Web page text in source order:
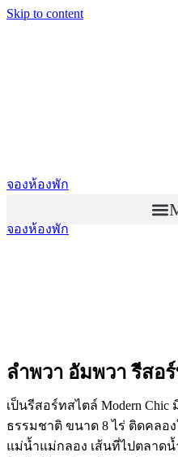
Skip to content
จองห้องพัก
จองห้องพัก
ลำพวา อัมพวา รีสอ
เป็นรีสอร์ทสไตล์ Modern
ธรรมชาติ ขนาด 8 ไร่ ติดคลอ
แม่น้ำแม่กลอง เส้นที่ไปตลาด